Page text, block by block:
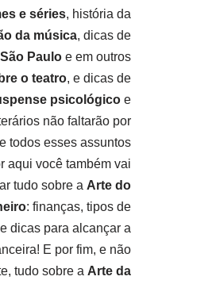
e séries, história da
da música, dicas de
Paulo e em outros
o teatro, e dicas de
psicológico e
não faltarão por
todos esses assuntos
aqui você também vai
tudo sobre a Arte do
: finanças, tipos de
dicas para alcançar a
E por fim, e não
tudo sobre a Arte da